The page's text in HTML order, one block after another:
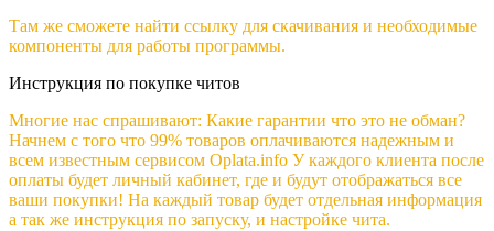
Там же сможете найти ссылку для скачивания и необходимые
компоненты для работы программы.
Инструкция по покупке читов
Многие нас спрашивают: Какие гарантии что это не обман?
Начнем с того что 99% товаров оплачиваются надежным и
всем известным сервисом Oplata.info У каждого клиента после
оплаты будет личный кабинет, где и будут отображаться все
ваши покупки! На каждый товар будет отдельная информация
а так же инструкция по запуску, и настройке чита.